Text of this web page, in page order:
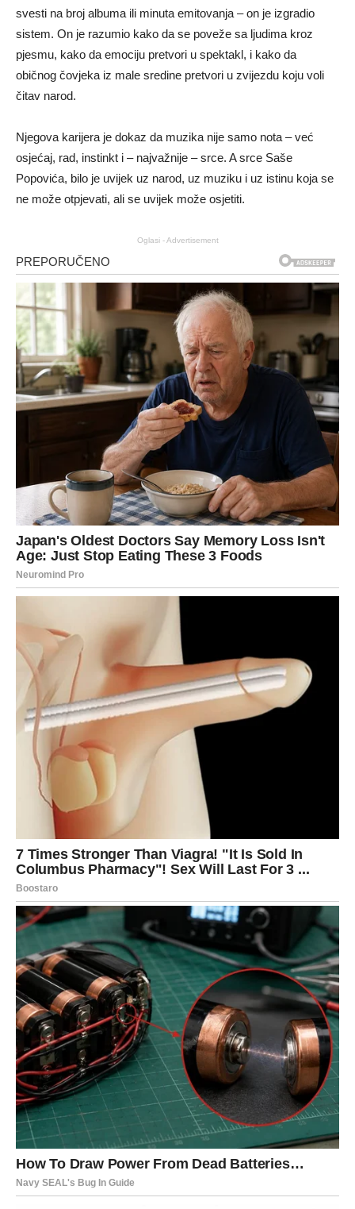
svesti na broj albuma ili minuta emitovanja – on je izgradio
sistem. On je razumio kako da se poveže sa ljudima kroz
pjesmu, kako da emociju pretvori u spektakl, i kako da
običnog čovjeka iz male sredine pretvori u zvijezdu koju voli
čitav narod.
Njegova karijera je dokaz da muzika nije samo nota – već
osjećaj, rad, instinkt i – najvažnije – srce. A srce Saše
Popovića, bilo je uvijek uz narod, uz muziku i uz istinu koja se
ne može otpjevati, ali se uvijek može osjetiti.
Oglasi - Advertisement